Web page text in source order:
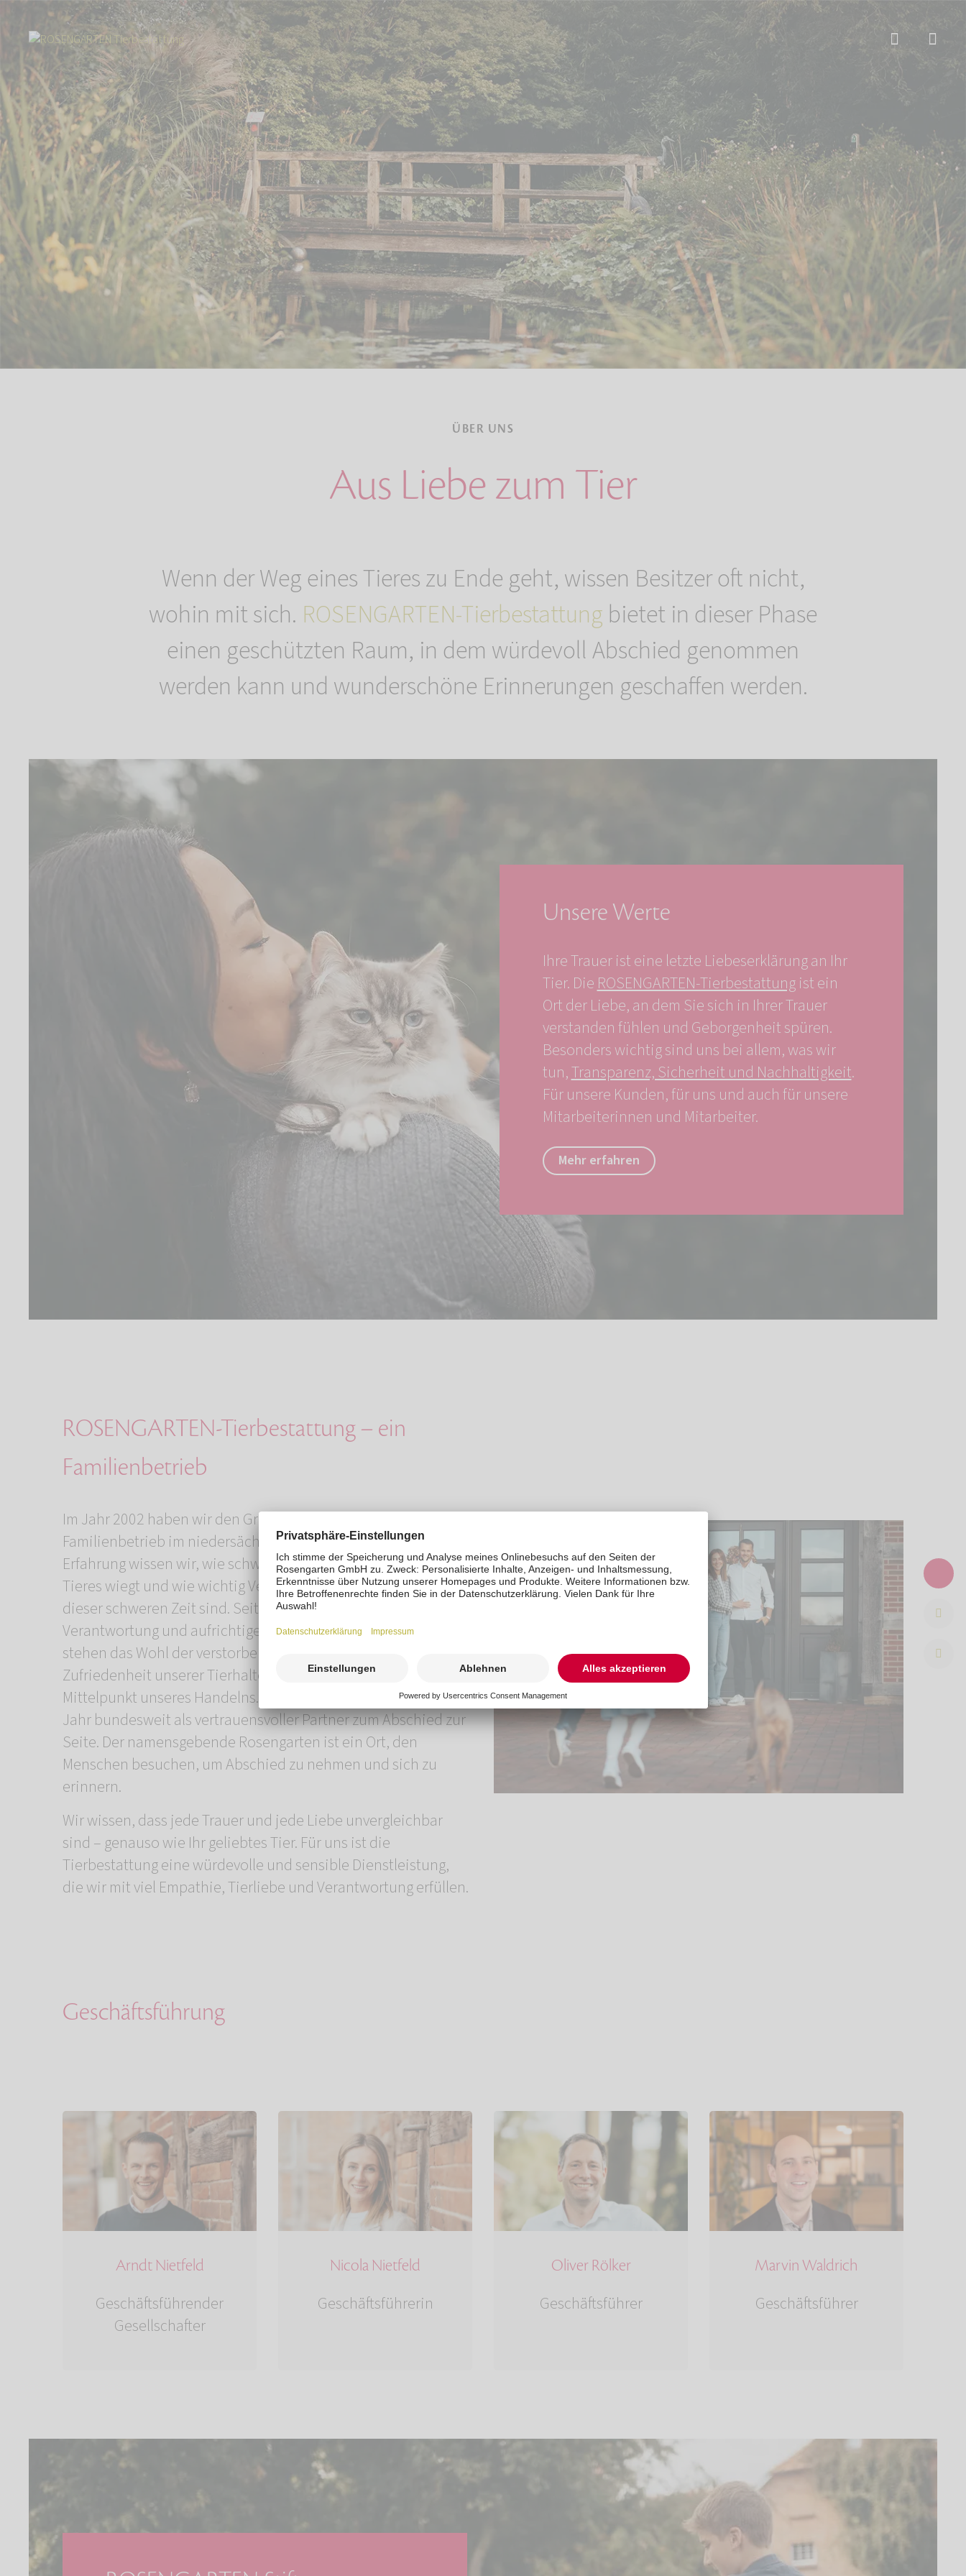
Start
ÜBER UNS
Aus Liebe zum Tier
Wenn der Weg eines Tieres zu Ende geht, wissen Besitzer oft nicht,
wohin mit sich. ROSENGARTEN-Tierbestattung bietet in dieser Phase
einen geschützten Raum, in dem würdevoll Abschied genommen
werden kann und wunderschöne Erinnerungen geschaffen werden.
Unsere Werte
Ihre Trauer ist eine letzte Liebeserklärung an Ihr
Tier. Die ROSENGARTEN-Tierbestattungist ein
Ort der Liebe, an dem Sie sich in Ihrer Trauer
verstanden fühlen und Geborgenheit spüren.
Besonders wichtig sind uns bei allem, was wir
tun,Transparenz, Sicherheit und Nachhaltigkeit.
Für unsere Kunden, für uns und auch für unsere
Mitarbeiterinnen und Mitarbeiter.
Mehr erfahren
ROSENGARTEN-Tierbestattung – ein
Familienbetrieb
Im Jahr 2002 haben wir den Grundstein für unseren
Familienbetrieb im niedersächsischen Badbergen gelegt. Aus
Erfahrung wissen wir, wie schwer der Verlust eines geliebten
Tieres wiegt und wie wichtig Verständnis und Beistand in
dieser schweren Zeit sind. Seit Beginn sind Tierliebe,
Verantwortung und aufrichtiges Mitgefühl unser Antrieb. Dabei
stehen das Wohl der verstorbenen Begleiter und die
Zufriedenheit unserer Tierhalterinnen und Tierhalter stets im
Mittelpunkt unseres Handelns. Wir stehen Ihnen das gesamte
Jahr bundesweit als vertrauensvoller Partner zum Abschied zur
Seite. Der namensgebende Rosengarten ist ein Ort, den
Menschen besuchen, um Abschied zu nehmen und sich zu
erinnern.
Wir wissen, dass jede Trauer und jede Liebe unvergleichbar
sind – genauso wie Ihr geliebtes Tier. Für uns ist die
Tierbestattung eine würdevolle und sensible Dienstleistung,
die wir mit viel Empathie, Tierliebe und Verantwortung erfüllen.
Geschäftsführung
Arndt Nietfeld
Geschäftsführender
Gesellschafter
Nicola Nietfeld
Geschäftsführerin
Oliver Rölker
Geschäftsführer
Marvin Waldrich
Geschäftsführer